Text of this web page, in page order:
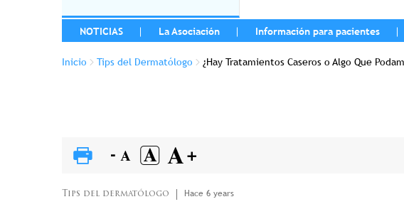
MENU LEFT
NOTICIAS
La Asociación Información para pacientes
Sobrescribir enlaces de ayuda a la navegación
Inicio Tips del Dermatólogo ¿Hay Tratamientos Caseros o Algo Que
Tips del dermatólogo Hace 6 years